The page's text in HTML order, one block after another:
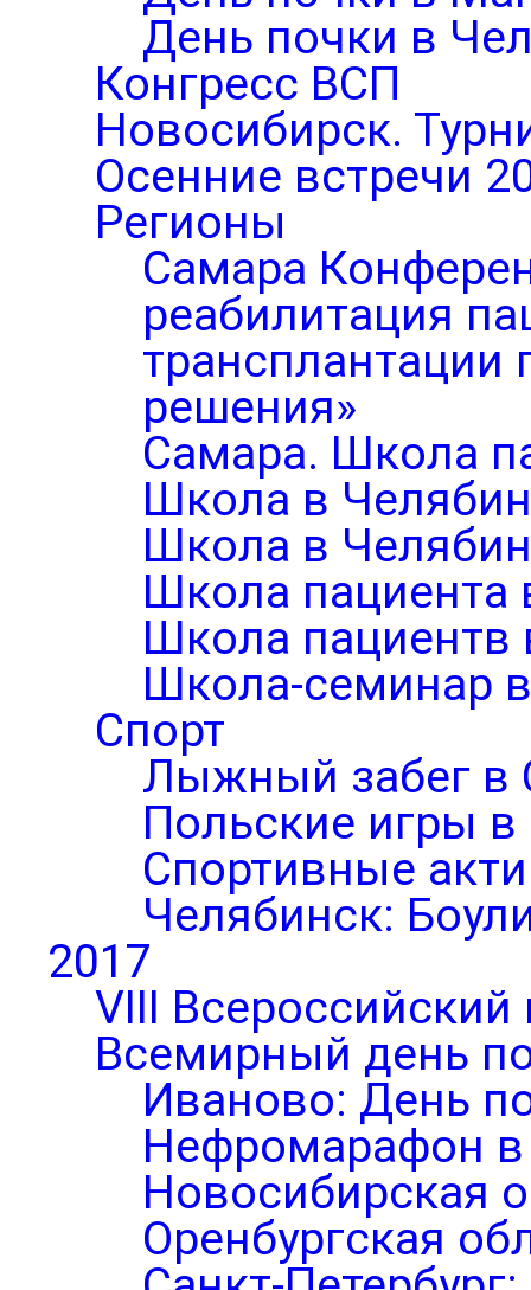
День почки в
Конгресс ВСП
Новосибирск.
Осенние встречи
Регионы
Самара
реабилитация
трансплантации
решения»
Самара. Школа
Школа в
Школа в
Школа пациента
Школа пациентв
Школа-семинар
Спорт
Лыжный забег в
Польские игры в
Спортивные
Челябинск:
2017
VIII Всероссийский
Всемирный день
Иваново: День
Нефромарафон
Новосибирская
Оренбургская